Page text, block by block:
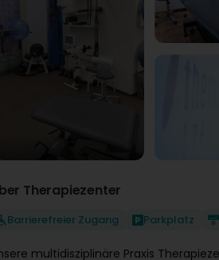
Therapiezenter
Barrierefreier Zugang Parkplatz
multidisziplinäre Praxis